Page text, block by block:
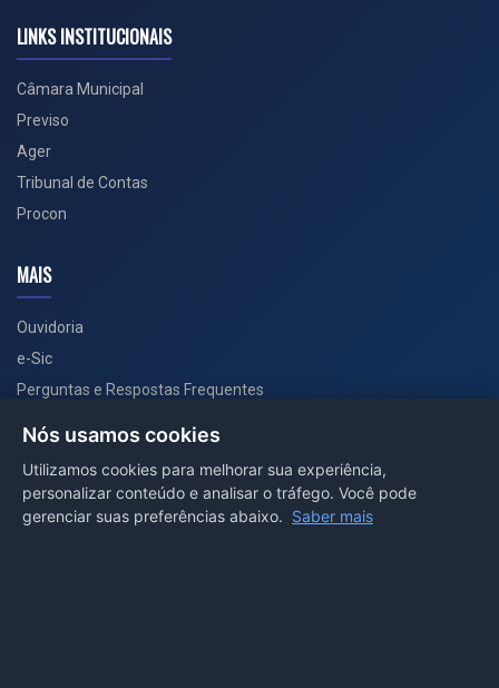
LINKS INSTITUCIONAIS
Câmara Municipal
Previso
Ager
Tribunal de Contas
Procon
MAIS
Ouvidoria
e-Sic
Perguntas e Respostas Frequentes
PORTAL COVID-19
Nós usamos cookies
Utilizamos cookies para melhorar sua experiência,
personalizar conteúdo e analisar o tráfego. Você pode
gerenciar suas preferências abaixo. Saber mais